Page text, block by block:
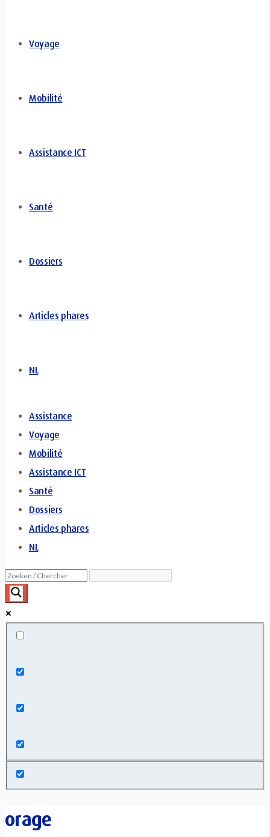
Voyage
Mobilité
Assistance ICT
Santé
Dossiers
Articles phares
NL
Assistance
Voyage
Mobilité
Assistance ICT
Santé
Dossiers
Articles phares
NL
orage